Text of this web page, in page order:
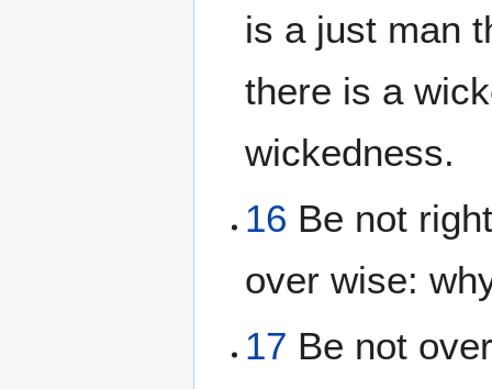
is a just man
there is a
wickedness.
16 Be not
over wise:
17 Be not